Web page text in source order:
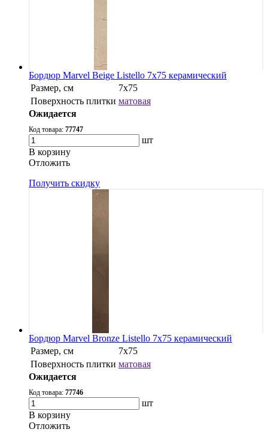
Бордюр Marvel Beige Listello 7x75 керамический
Размер, см
7x75
Поверхность плитки матовая
Ожидается
Код товара: 77747
шт
В корзину
Oтложить
Получить скидку
Бордюр Marvel Bronze Listello 7x75 керамический
Размер, см
7x75
Поверхность плитки матовая
Ожидается
Код товара: 77746
шт
В корзину
Oтложить